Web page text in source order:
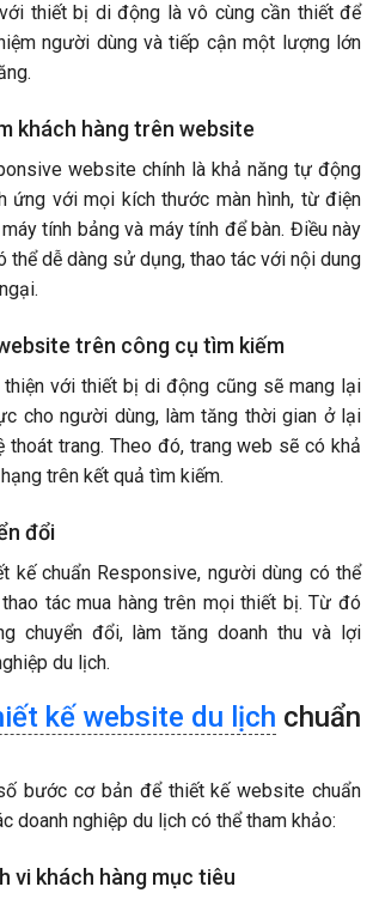
thiết bị di động là vô cùng cần thiết để
người dùng và tiếp cận một lượng lớn
khách hàng trên website
website chính là khả năng tự động
ứng với mọi kích thước màn hình, từ điện
tính bảng và máy tính để bàn. Điều này
thể dễ dàng sử dụng, thao tác với nội dung
trên công cụ tìm kiếm
với thiết bị di động cũng sẽ mang lại
cho người dùng, làm tăng thời gian ở lại
thoát trang. Theo đó, trang web sẽ có khả
trên kết quả tìm kiếm.
đổi
kế chuẩn Responsive, người dùng có thể
tác mua hàng trên mọi thiết bị. Từ đó
chuyển đổi, làm tăng doanh thu và lợi
du lịch.
kế website du lịch chuẩn
bước cơ bản để thiết kế website chuẩn
doanh nghiệp du lịch có thể tham khảo:
vi khách hàng mục tiêu